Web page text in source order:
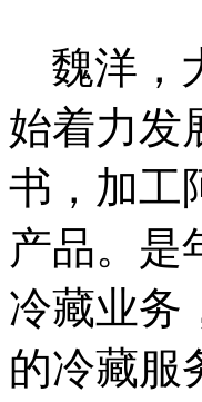
魏洋，
始着力发
书，加工
产品。
冷藏业务
的冷藏服